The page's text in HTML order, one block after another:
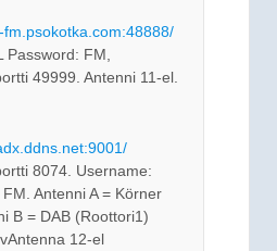
fm.psokotka.com:48888/
Password: FM,
49999. Antenni 11-el.
8074. Username:
Antenni A = Körner
B = DAB (Roottori1)
12-el